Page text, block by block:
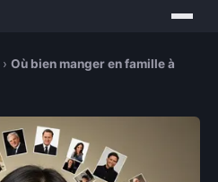
› Où bien manger en famille à